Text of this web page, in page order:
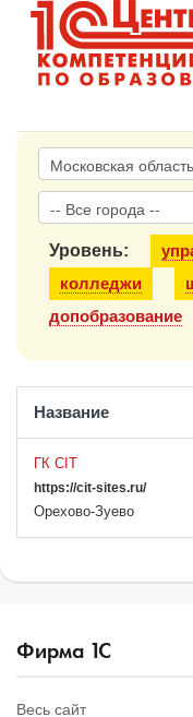
1С:Образование
Образовательные
Уровень:
колледжи
допобразование
Название
ГК CIT
https://cit-sites.ru/
Орехово-Зуево
Фирма 1С
Весь сайт